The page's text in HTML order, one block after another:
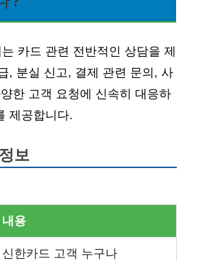
카드 관련 전반적인 상담을 제
, 분실 신고, 결제 관련 문의, 사
한 고객 요청에 신속히 대응하
제공합니다.
보
내용
신한카드 고객 누구나